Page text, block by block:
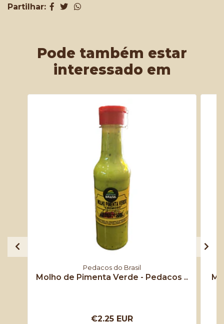
Partilhar:
Pode também estar
interessado em
Pedacos do Brasil
Molho de Pimenta Verde - Pedacos ..
€2.25 EUR